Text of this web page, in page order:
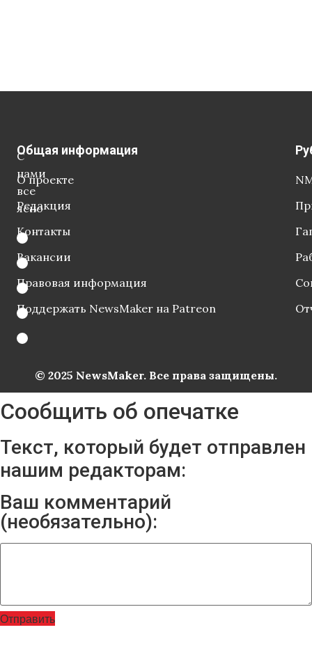
С
нами
все
ясно
Общая информация
О проекте
Редакция
Контакты
Вакансии
Правовая информация
Поддержать NewsMaker на Patreon
© 2025 NewsMaker. Все права защищены.
Сообщить об опечатке
Текст, который будет отправлен
нашим редакторам:
Ваш комментарий
(необязательно):
Отправить